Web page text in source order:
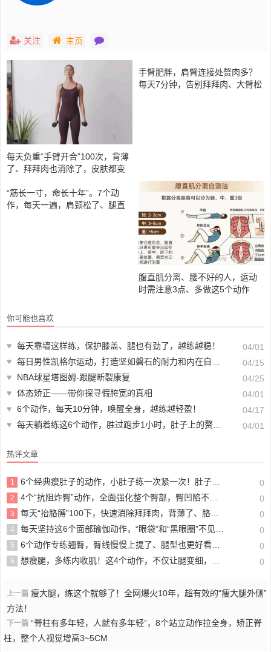
关注 主页
每天负重“手臂开合”100次，背薄
了、拜拜肉也消除了，皮肤都变
弛
腹直肌分离、腰不好的人，运动
时需注意3点、多做这5个动作
你可能也喜欢
♥ 每天靠墙这样练，保护膝盖、腿也有劲了，越练越稳！
04/01
♥ 每日男性凯格尔运动，打造坚如磐石的耐力和内在自信，坚持下去，见证你的表现突飞猛进！
04/15
♥
NBA球星塔图姆-跟腱断裂康复
04/25
♥ 体态矫正——带你探寻假胯宽的真相
04/01
♥ 6个动作，每天10分钟，唤醒全身，越练越轻盈！
04/17
♥ 每天躺着练这6个动作，胜过跑步1小时，肚子上的赘肉没有了，动作简单！ 04/01
热评文章
1 6个经典瘦肚子的动作，小肚子练一次紧一次！肚子的赘肉蹭蹭掉！ 0
2 4个“抗阻炸臀”动作，全面强化整个臀部，臀凹陷不见了，臀线提高5cm 0
3 每天“抬胳膊”100下，快速消除拜拜肉，背薄了、胳膊又瘦又有劲儿 0
4 每天坚持这6个面部瑜伽动作，“眼袋”和“黑眼圈”不见了，眼睛更有神了 0
5 6个动作专练翘臀，臀线慢慢上提了、腿型也更好看了！ 0
6 想瘦腿，多练内收肌！这4个动作，不仅让腿变细，还能“护膝”和“护腰”！ 0
上一篇 瘦大腿，练这个就够了！全网爆火10年，超有效的“瘦大腿外侧”
方法！
下一篇 “脊柱有多年轻，人就有多年轻”，8个站立动作拉全身，矫正脊
柱，整个人视觉增高3~5CM